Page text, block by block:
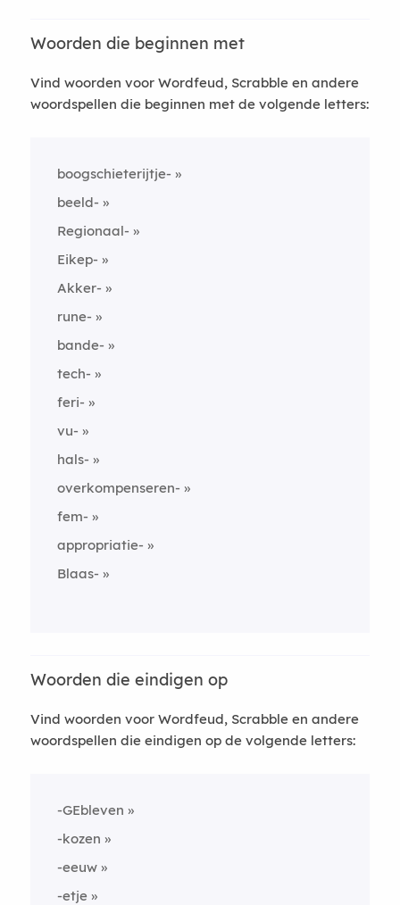
Woorden die beginnen met
Vind woorden voor Wordfeud, Scrabble en andere
woordspellen die beginnen met de volgende letters:
boogschieterijtje-
beeld-
Regionaal-
Eikep-
Akker-
rune-
bande-
tech-
feri-
vu-
hals-
overkompenseren-
fem-
appropriatie-
Blaas-
Woorden die eindigen op
Vind woorden voor Wordfeud, Scrabble en andere
woordspellen die eindigen op de volgende letters:
-GEbleven
-kozen
-eeuw
-etje